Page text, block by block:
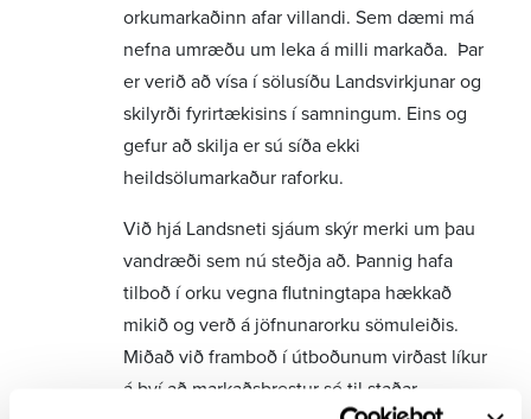
orkumarkaðinn afar villandi. Sem dæmi má
nefna umræðu um leka á milli markaða. Þar
er verið að vísa í sölusíðu Landsvirkjunar og
skilyrði fyrirtækisins í samningum. Eins og
gefur að skilja er sú síða ekki
heildsölumarkaður raforku.
Við hjá Landsneti sjáum skýr merki um þau
vandræði sem nú steðja að. Þannig hafa
tilboð í orku vegna flutningtapa hækkað
mikið og verð á jöfnunarorku sömuleiðis.
Miðað við framboð í útboðunum virðast líkur
á því að markaðsbrestur sé til staðar.